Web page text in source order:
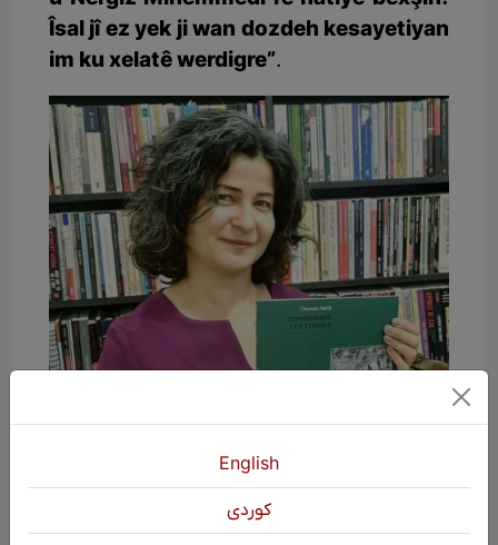
Îsal jî ez yek ji wan dozdeh kesayetiyan
im ku xelatê werdigre”.
English
كوردی